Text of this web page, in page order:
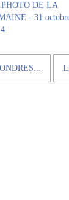
DE LA
- 31